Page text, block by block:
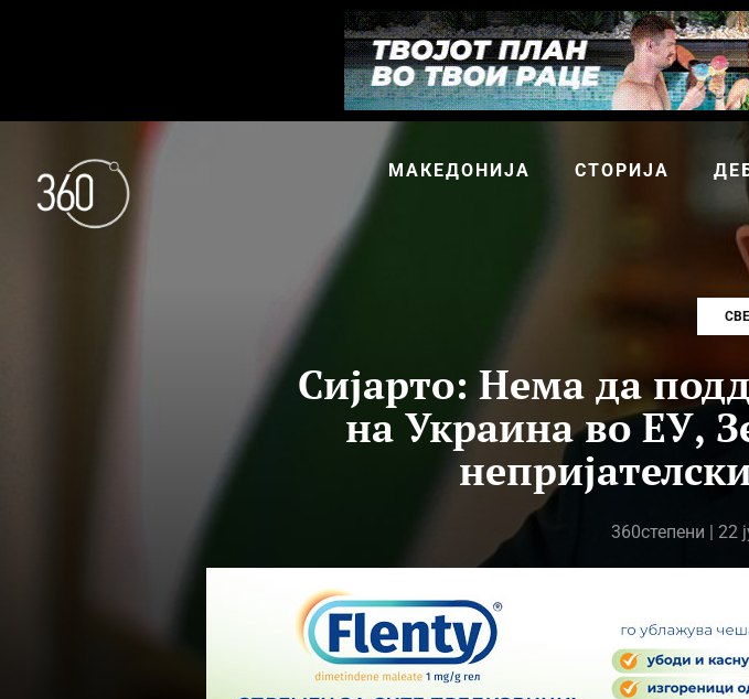
МАКЕДОНИЈА СТОРИЈА
Сијарто: Нема да
на Украина во ЕУ,
360степени | 22